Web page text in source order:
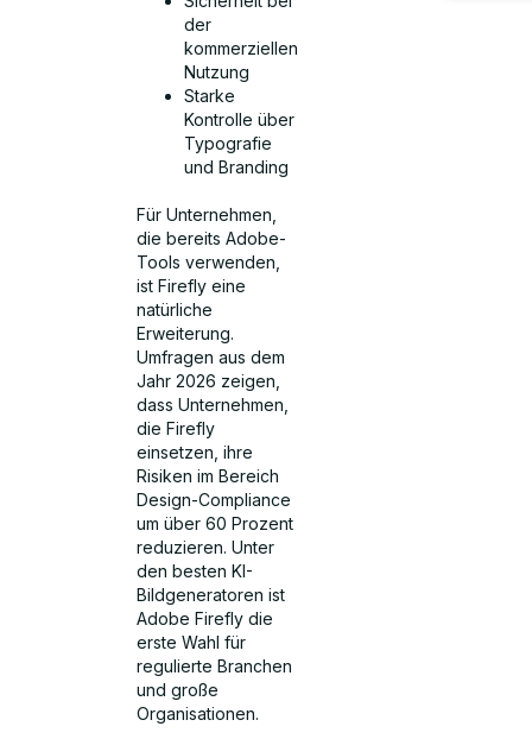
der
kommerziellen
Nutzung
Starke
Kontrolle über
Typografie
und Branding
Für Unternehmen,
die bereits Adobe-
Tools verwenden,
ist Firefly eine
natürliche
Erweiterung.
Umfragen aus dem
Jahr 2026 zeigen,
dass Unternehmen,
die Firefly
einsetzen, ihre
Risiken im Bereich
Design-Compliance
um über 60 Prozent
reduzieren. Unter
den besten KI-
Bildgeneratoren ist
Adobe Firefly die
erste Wahl für
regulierte Branchen
und große
Organisationen.